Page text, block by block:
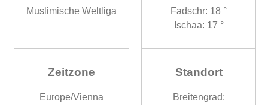
Muslimische Weltliga
Fadschr: 18 °
Ischaa: 17 °
Zeitzone
Europe/Vienna
Standort
Breitengrad: